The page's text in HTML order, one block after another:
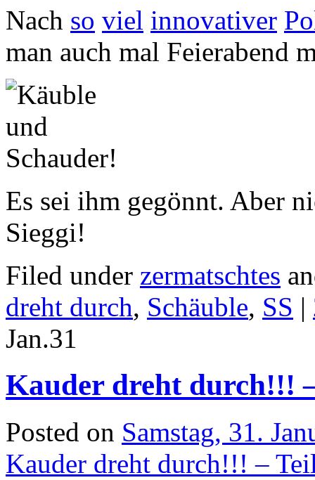
Nach so viel innovativer
man auch mal Feierabend
Es sei ihm gegönnt. Aber
Sieggi!
Filed under zermatschtes
dreht durch, Schäuble, SS |
Jan.31
Kauder dreht durch!!!
Posted on Samstag, 31.
Kauder dreht durch!!! –